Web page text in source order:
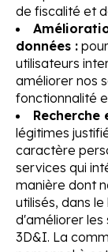
de fiscalité et
données :
utilisateurs
améliorer nos
fonctionnalité
légitimes
caractère
services qui
manière dont
utilisés, dans
d'améliorer
3D&I. La